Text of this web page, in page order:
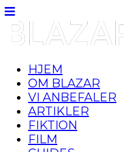
HJEM
OM BLAZAR
VI ANBEFALER
ARTIKLER
FIKTION
FILM